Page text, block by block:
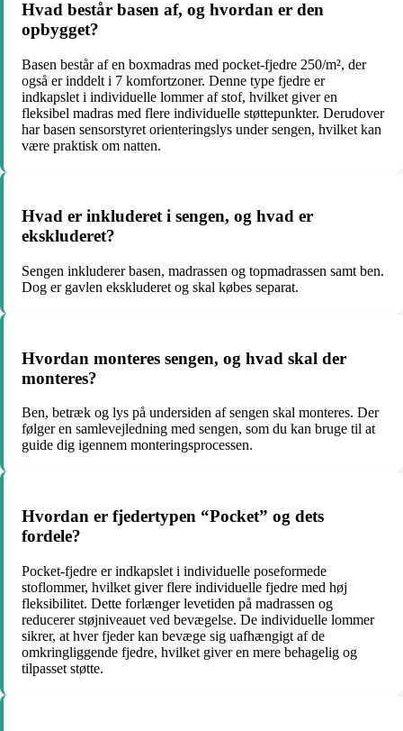
Hvad består basen af, og hvordan er den
opbygget?
Basen består af en boxmadras med pocket-fjedre 250/m², der
også er inddelt i 7 komfortzoner. Denne type fjedre er
indkapslet i individuelle lommer af stof, hvilket giver en
fleksibel madras med flere individuelle støttepunkter. Derudover
har basen sensorstyret orienteringslys under sengen, hvilket kan
være praktisk om natten.
Hvad er inkluderet i sengen, og hvad er
ekskluderet?
Sengen inkluderer basen, madrassen og topmadrassen samt ben.
Dog er gavlen ekskluderet og skal købes separat.
Hvordan monteres sengen, og hvad skal der
monteres?
Ben, betræk og lys på undersiden af sengen skal monteres. Der
følger en samlevejledning med sengen, som du kan bruge til at
guide dig igennem monteringsprocessen.
Hvordan er fjedertypen “Pocket” og dets
fordele?
Pocket-fjedre er indkapslet i individuelle poseformede
stoflommer, hvilket giver flere individuelle fjedre med høj
fleksibilitet. Dette forlænger levetiden på madrassen og
reducerer støjniveauet ved bevægelse. De individuelle lommer
sikrer, at hver fjeder kan bevæge sig uafhængigt af de
omkringliggende fjedre, hvilket giver en mere behagelig og
tilpasset støtte.